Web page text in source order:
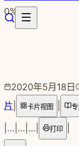
跳转到主要内容
0%
2020年5月18日
片
卡片视图
... ... ... 打印